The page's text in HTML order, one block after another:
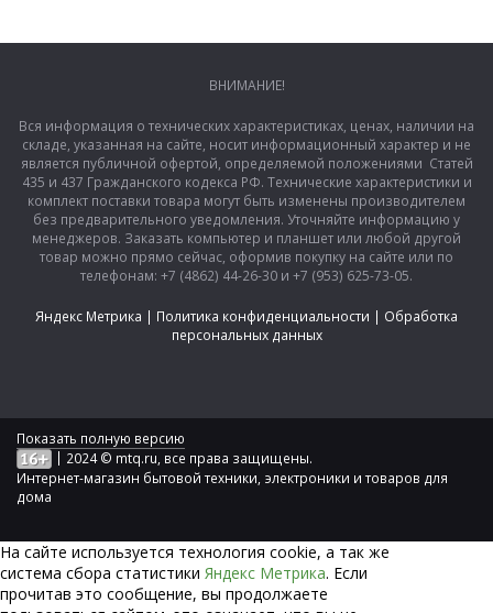
ВНИМАНИЕ!
Вся информация о технических характеристиках, ценах, наличии на
складе, указанная на сайте, носит информационный характер и не
является публичной офертой, определяемой положениями Статей
435 и 437 Гражданского кодекса РФ. Технические характеристики и
комплект поставки товара могут быть изменены производителем
без предварительного уведомления. Уточняйте информацию у
менеджеров. Заказать компьютер и планшет или любой другой
товар можно прямо сейчас, оформив покупку на сайте или по
телефонам: +7 (4862) 44-26-30 и +7 (953) 625-73-05.
Яндекс Метрика | Политика конфиденциальности | Обработка
персональных данных
Показать полную версию
| 2024 © mtq.ru, все права защищены.
Интернет-магазин бытовой техники, электроники и товаров для
дома
На сайте используется технология сookie, а так же
система сбора статистики Яндекс Метрика. Если
прочитав это сообщение, вы продолжаете